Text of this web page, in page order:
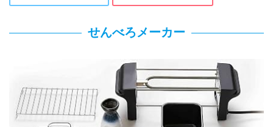
せんべろメーカー